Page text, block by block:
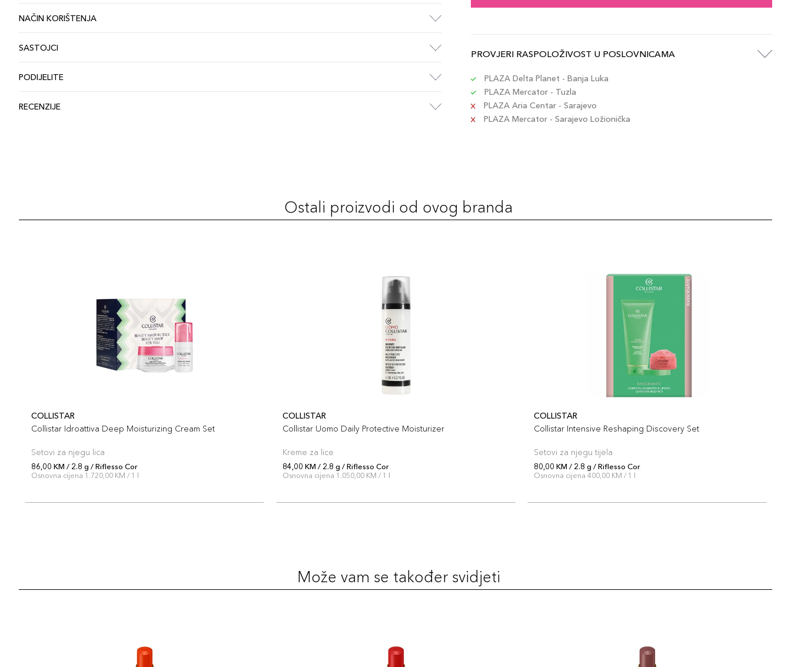
NAČIN KORIŠTENJA
SASTOJCI
PODIJELITE
RECENZIJE
2.8 g / Specchio Por 65,00 KM
2.8 g / Notte Alla S
Šifra artikla 8015150009898
65,00 KM
PROVJERI RASPOLOŽIVOST U POSLOVNICAMA
PLAZA Delta Planet - Banja Luka
PLAZA Mercator - Tuzla
PLAZA Aria Centar - Sarajevo
PLAZA Mercator - Sarajevo Ložionička
Ostali proizvodi od ovog branda
COLLISTAR
Collistar Idroattiva Deep Moisturizing Cream Set
Setovi za njegu lica
86,00 KM / 2.8 g / Riflesso Cor
Osnovna cijena 1.720,00 KM / 1 l
COLLISTAR
Collistar Uomo Daily Protective Moisturizer
Kreme za lice
84,00 KM / 2.8 g / Riflesso Cor
Osnovna cijena 1.050,00 KM / 1 l
COLLISTAR
Collistar Intensive Reshaping Discovery Set
Setovi za njegu tijela
80,00 KM / 2.8 g / Riflesso Cor
Osnovna cijena 400,00 KM / 1 l
Može vam se također svidjeti